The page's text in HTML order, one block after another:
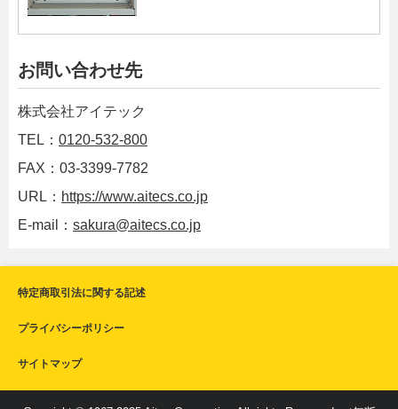
お問い合わせ先
株式会社アイテック
TEL： 0120-532-800
FAX：03-3399-7782
URL： https://www.aitecs.co.jp
E-mail： sakura@aitecs.co.jp
特定商取引法に関する記述
プライバシーポリシー
サイトマップ